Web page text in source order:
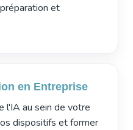
et
en Entreprise
l'IA au sein de votre
dispositifs et former